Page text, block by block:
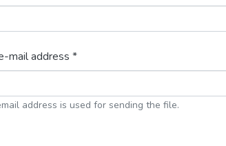
mail address *
address is used for sending the file.